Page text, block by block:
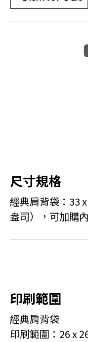
尺寸規格
經典肩背袋：33
盎司），可加購
印刷範圍
經典肩背袋
印刷範圍：26 x